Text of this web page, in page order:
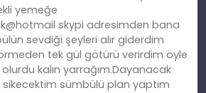
yemeğe
skypi adresimden bana
sevdiği şeyleri alır giderdim
tek gül götürü verirdim öyle
olurdu kalın yarrağım.Dayanacak
sikecektim sümbülü plan yaptım